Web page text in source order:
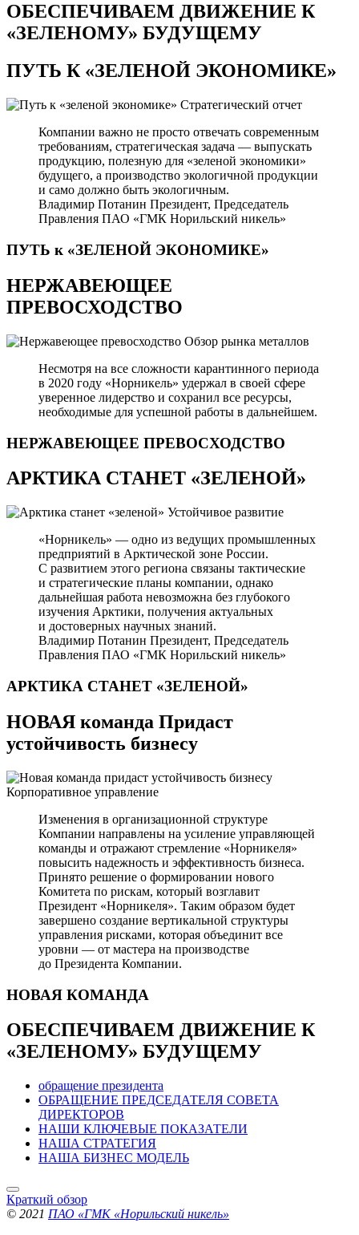
ОБЕСПЕЧИВАЕМ ДВИЖЕНИЕ К
«ЗЕЛЕНОМУ» БУДУЩЕМУ
ПУТЬ К«ЗЕЛЕНОЙ ЭКОНОМИКЕ»
Стратегический отчет
Компании важно не просто отвечать современным
требованиям, стратегическая задача — выпускать
продукцию, полезную для «зеленой экономики»
будущего, а производство экологичной продукции
и само должно быть экологичным.
Владимир Потанин Президент, Председатель
Правления ПАО «ГМК Норильский никель»
ПУТЬ к «ЗЕЛЕНОЙ ЭКОНОМИКЕ»
НЕРЖАВЕЮЩЕЕ
ПРЕВОСХОДСТВО
Обзор рынка металлов
Несмотря на все сложности карантинного периода
в 2020 году «Норникель» удержал в своей сфере
уверенное лидерство и сохранил все ресурсы,
необходимые для успешной работы в дальнейшем.
НЕРЖАВЕЮЩЕЕ ПРЕВОСХОДСТВО
АРКТИКА СТАНЕТ «ЗЕЛЕНОЙ»
Устойчивое развитие
«Норникель» — одно из ведущих промышленных
предприятий в Арктической зоне России.
С развитием этого региона связаны тактические
и стратегические планы компании, однако
дальнейшая работа невозможна без глубокого
изучения Арктики, получения актуальных
и достоверных научных знаний.
Владимир Потанин Президент, Председатель
Правления ПАО «ГМК Норильский никель»
АРКТИКА СТАНЕТ «ЗЕЛЕНОЙ»
НОВАЯ команда Придаст
устойчивость бизнесу
Корпоративное управление
Изменения в организационной структуре
Компании направлены на усиление управляющей
команды и отражают стремление «Норникеля»
повысить надежность и эффективность бизнеса.
Принято решение о формировании нового
Комитета по рискам, который возглавит
Президент «Норникеля». Таким образом будет
завершено создание вертикальной структуры
управления рисками, которая объединит все
уровни — от мастера на производстве
до Президента Компании.
НОВАЯ КОМАНДА
ОБЕСПЕЧИВАЕМ ДВИЖЕНИЕ К
«ЗЕЛЕНОМУ» БУДУЩЕМУ
обращение президента
ОБРАЩЕНИЕ ПРЕДСЕДАТЕЛЯ СОВЕТА
ДИРЕКТОРОВ
НАШИ КЛЮЧЕВЫЕ ПОКАЗАТЕЛИ
НАША СТРАТЕГИЯ
НАША БИЗНЕС МОДЕЛЬ
Краткий обзор
© 2021 ПАО «ГМК «Норильский никель»